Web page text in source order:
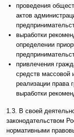
проведения
актов
выработки
определении
привлечения
средств
реализации права
выработки
1.3. В своей
законодательством
нормативными